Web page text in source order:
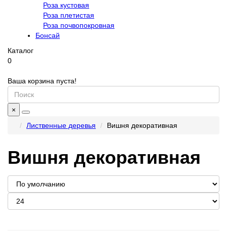
Роза кустовая
Роза плетистая
Роза почвопокровная
Бонсай
Каталог
0
Ваша корзина пуста!
×
Лиственные деревья
Вишня декоративная
Вишня декоративная